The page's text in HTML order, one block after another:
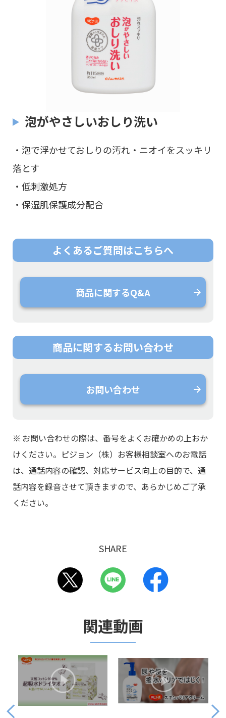
泡がやさしいおしり洗い
・泡で浮かせておしりの汚れ・ニオイをスッキリ
落とす
・低刺激処方
・保湿肌保護成分配合
よくあるご質問はこちらへ
商品に関するQ&A
商品に関するお問い合わせ
お問い合わせ
※ お問い合わせの際は、番号をよくお確かめの上おか
けください。ピジョン（株）お客様相談室へのお電話
は、通話内容の確認、対応サービス向上の目的で、通
話内容を録音させて頂きますので、あらかじめご了承
ください。
SHARE
関連動画